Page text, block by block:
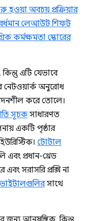
অবচয় প্রক্রিয়ার
লেআউট শিফট
কর্মক্ষমতা স্কোরের
এটি যেভাবে
নেটওয়ার্ক অনুরোধ
করে তোলে।
সূচকসাধারণত
একটি পৃষ্ঠার
টোটাল
এবং প্রধান-থ্রেড
সরাসরি প্রক্সি না
সাথে